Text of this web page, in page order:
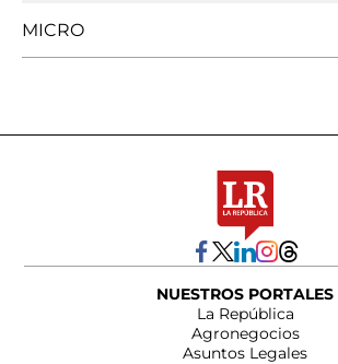
MICRO
NUESTROS PORTALES
La República
Agronegocios
Asuntos Legales